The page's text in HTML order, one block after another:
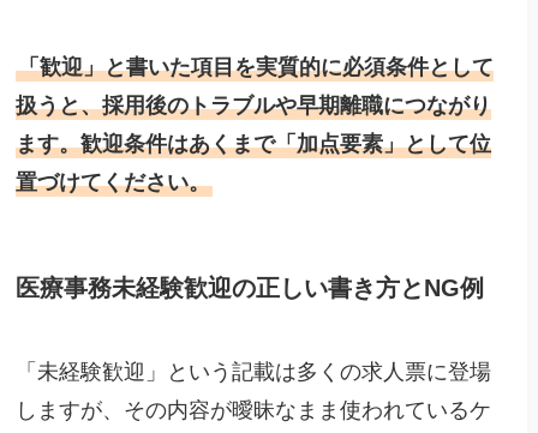
「歓迎」と書いた項目を実質的に必須条件として
扱うと、採用後のトラブルや早期離職につながり
ます。歓迎条件はあくまで「加点要素」として位
置づけてください。
医療事務未経験歓迎の正しい書き方とNG例
「未経験歓迎」という記載は多くの求人票に登場
しますが、その内容が曖昧なまま使われているケ